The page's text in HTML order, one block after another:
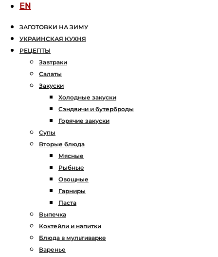
EN
ЗАГОТОВКИ НА ЗИМУ
УКРАИНСКАЯ КУХНЯ
РЕЦЕПТЫ
Завтраки
Салаты
Закуски
Холодные закуски
Сэндвичи и бутерброды
Горячие закуски
Супы
Вторые блюда
Мясные
Рыбные
Овощные
Гарниры
Паста
Выпечка
Коктейли и напитки
Блюда в мультиварке
Варенье